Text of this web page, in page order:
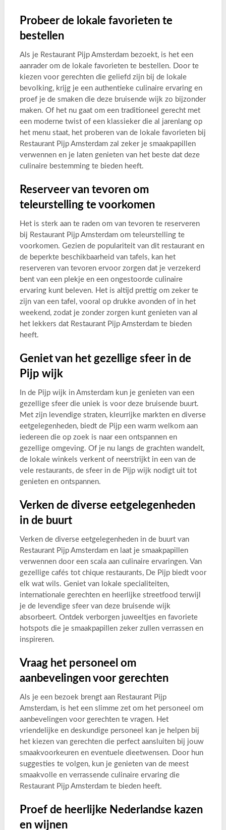
Probeer de lokale favorieten te
bestellen
Als je Restaurant Pijp Amsterdam bezoekt, is het een
aanrader om de lokale favorieten te bestellen. Door te
kiezen voor gerechten die geliefd zijn bij de lokale
bevolking, krijg je een authentieke culinaire ervaring en
proef je de smaken die deze bruisende wijk zo bijzonder
maken. Of het nu gaat om een traditioneel gerecht met
een moderne twist of een klassieker die al jarenlang op
het menu staat, het proberen van de lokale favorieten bij
Restaurant Pijp Amsterdam zal zeker je smaakpapillen
verwennen en je laten genieten van het beste dat deze
culinaire bestemming te bieden heeft.
Reserveer van tevoren om
teleurstelling te voorkomen
Het is sterk aan te raden om van tevoren te reserveren
bij Restaurant Pijp Amsterdam om teleurstelling te
voorkomen. Gezien de populariteit van dit restaurant en
de beperkte beschikbaarheid van tafels, kan het
reserveren van tevoren ervoor zorgen dat je verzekerd
bent van een plekje en een ongestoorde culinaire
ervaring kunt beleven. Het is altijd prettig om zeker te
zijn van een tafel, vooral op drukke avonden of in het
weekend, zodat je zonder zorgen kunt genieten van al
het lekkers dat Restaurant Pijp Amsterdam te bieden
heeft.
Geniet van het gezellige sfeer in de
Pijp wijk
In de Pijp wijk in Amsterdam kun je genieten van een
gezellige sfeer die uniek is voor deze bruisende buurt.
Met zijn levendige straten, kleurrijke markten en diverse
eetgelegenheden, biedt de Pijp een warm welkom aan
iedereen die op zoek is naar een ontspannen en
gezellige omgeving. Of je nu langs de grachten wandelt,
de lokale winkels verkent of neerstrijkt in een van de
vele restaurants, de sfeer in de Pijp wijk nodigt uit tot
genieten en ontspannen.
Verken de diverse eetgelegenheden
in de buurt
Verken de diverse eetgelegenheden in de buurt van
Restaurant Pijp Amsterdam en laat je smaakpapillen
verwennen door een scala aan culinaire ervaringen. Van
gezellige cafés tot chique restaurants, De Pijp biedt voor
elk wat wils. Geniet van lokale specialiteiten,
internationale gerechten en heerlijke streetfood terwijl
je de levendige sfeer van deze bruisende wijk
absorbeert. Ontdek verborgen juweeltjes en favoriete
hotspots die je smaakpapillen zeker zullen verrassen en
inspireren.
Vraag het personeel om
aanbevelingen voor gerechten
Als je een bezoek brengt aan Restaurant Pijp
Amsterdam, is het een slimme zet om het personeel om
aanbevelingen voor gerechten te vragen. Het
vriendelijke en deskundige personeel kan je helpen bij
het kiezen van gerechten die perfect aansluiten bij jouw
smaakvoorkeuren en eventuele dieetwensen. Door hun
suggesties te volgen, kun je genieten van de meest
smaakvolle en verrassende culinaire ervaring die
Restaurant Pijp Amsterdam te bieden heeft.
Proef de heerlijke Nederlandse kazen
en wijnen